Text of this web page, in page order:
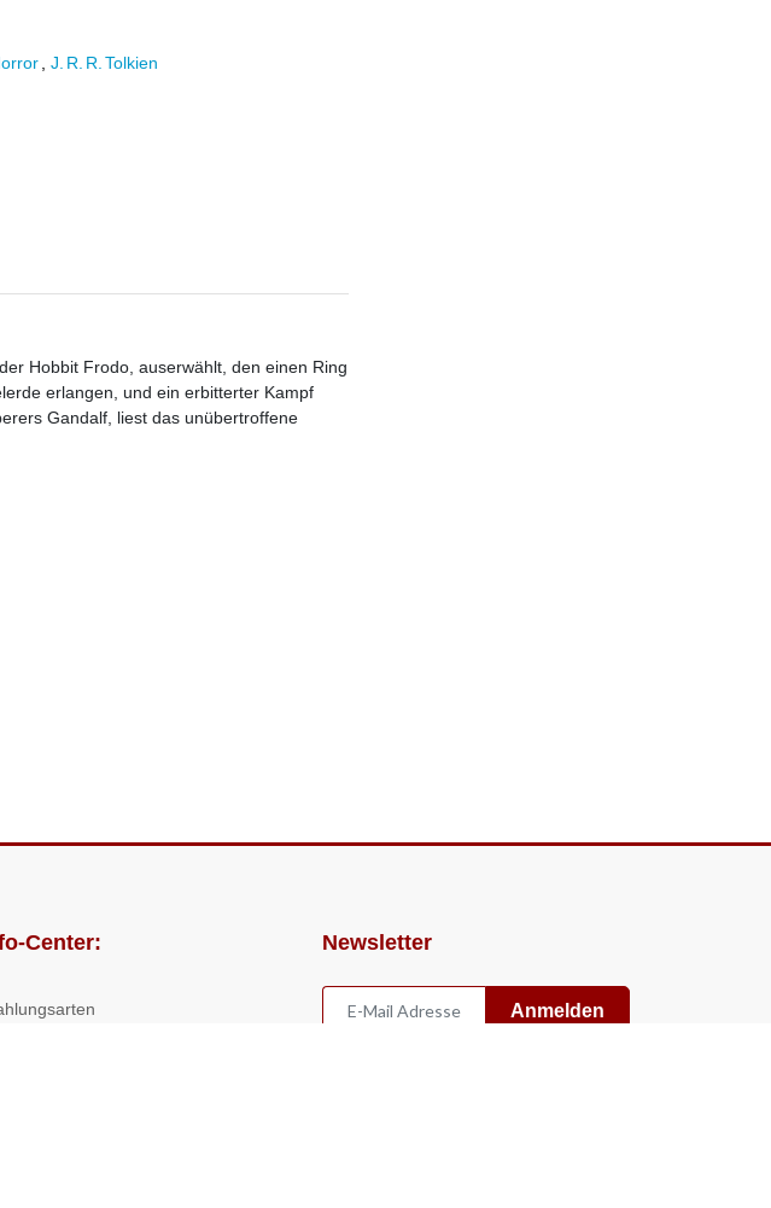
J. R. R. Tolkien
Hobbit Frodo, auserwählt, den einen Ring
erlangen, und ein erbitterter Kampf
Gandalf, liest das unübertroffene
Center: Newsletter
Anmelden